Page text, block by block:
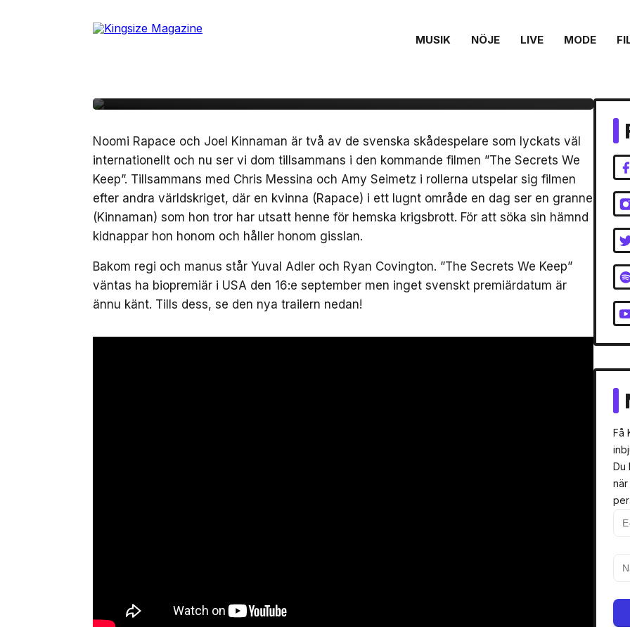
MUSIK NÖJE LIVE MODE
FILM/TV 18 augusti, 2020
Se Joel Kinnaman och Noomi Rapace i
Noomi Rapace och Joel Kinnaman är två av de svenska skådespelare som lyckats väl
internationellt och nu ser vi dom tillsammans i den kommande filmen ”The Secrets We
Keep”. Tillsammans med Chris Messina och Amy Seimetz i rollerna utspelar sig filmen
efter andra världskriget, där en kvinna (Rapace) i ett lugnt område en dag ser en granne
(Kinnaman) som hon tror har utsatt henne för hemska krigsbrott. För att söka sin hämnd
kidnappar hon honom och håller honom gisslan.
Bakom regi och manus står Yuval Adler och Ryan Covington. ”The Secrets We Keep”
väntas ha biopremiär i USA den 16:e september men inget svenskt premiärdatum är
ännu känt. Tills dess, se den nya trailern nedan!
Få
Du
när